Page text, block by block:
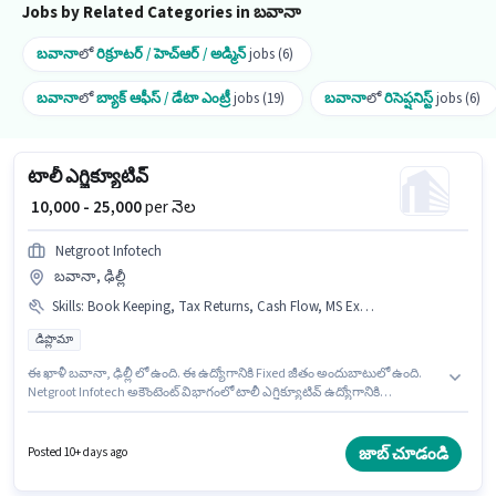
Jobs by Related Categories in బవానా
బవానాలోరిక్రూటర్ / హెచ్ఆర్ / అడ్మిన్jobs (6)
బవానాలోబ్యాక్ ఆఫీస్ / డేటా ఎంట్రీjobs (19) బవానాలోరిసెప్షనిస్ట్jobs (6)
టాలీ ఎగ్జిక్యూటివ్
₹ 10,000 - 25,000per నెల
Netgroot Infotech
బవానా, ఢిల్లీ
Skills: Book Keeping, Tax Returns, Cash Flow, MS Excel, Balance Sheet, Tally
డిప్లొమా
ఈ ఖాళీ బవానా, ఢిల్లీ లో ఉంది. ఈ ఉద్యోగానికి Fixed జీతం అందుబాటులో ఉంది.
Netgroot Infotech అకౌంటెంట్ విభాగంలో టాలీ ఎగ్జిక్యూటివ్ ఉద్యోగానికి
వంటి నైపుణ్యాలు ఉండాలి. ఈ ఉద్యోగం 1 - 3 ఏళ్లు సంవత్సరాల అనుభవం ఉన్న
వారికి కోసం అనుకూలంగా ఉంటుంది. మీరు నెలకు ₹25000 వరకు సంపాదించవచ్చు. ఈ
Posted 10+ days ago జాబ్ చూడండి